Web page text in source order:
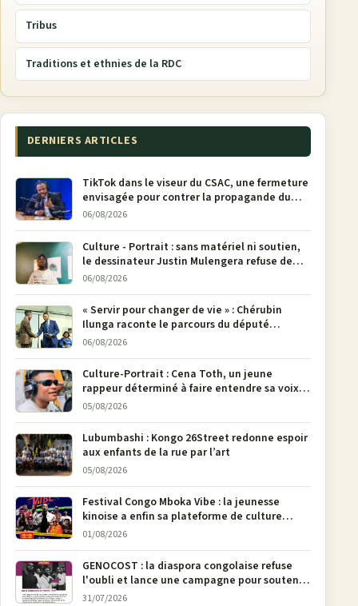
Tribus
Traditions et ethnies de la RDC
DERNIERS ARTICLES
TikTok dans le viseur du CSAC, une fermeture
envisagée pour contrer la propagande du
M23
06/08/2026
Culture - Portrait : sans matériel ni soutien,
le dessinateur Justin Mulengera refuse de
poser son crayon
06/08/2026
« Servir pour changer de vie » : Chérubin
Ilunga raconte le parcours du député
national Jethro Muyombi Tshimbu en 137
06/08/2026
Culture-Portrait : Cena Toth, un jeune
rappeur déterminé à faire entendre sa voix à
Bunia
05/08/2026
Lubumbashi : Kongo 26Street redonne espoir
aux enfants de la rue par l’art
05/08/2026
Festival Congo Mboka Vibe : la jeunesse
kinoise a enfin sa plateforme de culture
urbaine
01/08/2026
GENOCOST : la diaspora congolaise refuse
l'oubli et lance une campagne pour soutenir
la pétition FONAREV depuis Bruxelles
31/07/2026